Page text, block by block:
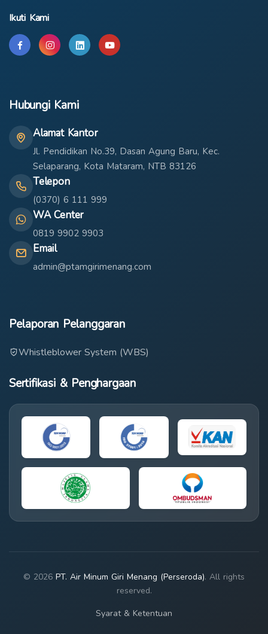
Ikuti Kami
Hubungi Kami
Alamat Kantor
Jl. Pendidikan No.39, Dasan Agung Baru, Kec.
Selaparang, Kota Mataram, NTB 83126
Telepon
(0370) 6 111 999
WA Center
0819 9902 9903
Email
admin@ptamgirimenang.com
Pelaporan Pelanggaran
Whistleblower System (WBS)
Sertifikasi & Penghargaan
© 2026 PT. Air Minum Giri Menang (Perseroda). All rights
reserved.
Syarat & Ketentuan